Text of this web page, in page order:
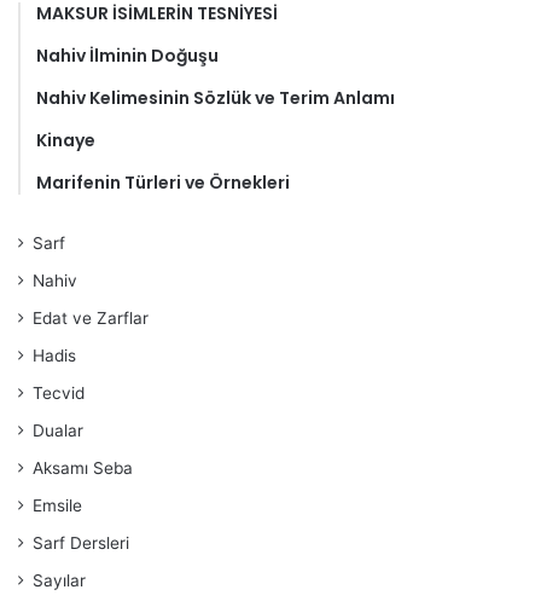
MAKSUR İSİMLERİN TESNİYESİ
Nahiv İlminin Doğuşu
Nahiv Kelimesinin Sözlük ve Terim Anlamı
Kinaye
Marifenin Türleri ve Örnekleri
Sarf
Nahiv
Edat ve Zarflar
Hadis
Tecvid
Dualar
Aksamı Seba
Emsile
Sarf Dersleri
Sayılar